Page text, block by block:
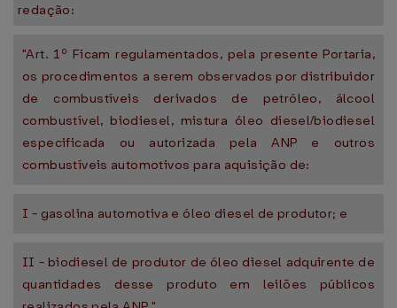
redação:
"Art. 1º Ficam regulamentados, pela presente Portaria,
os procedimentos a serem observados por distribuidor
de combustíveis derivados de petróleo, álcool
combustível, biodiesel, mistura óleo diesel/biodiesel
especificada ou autorizada pela ANP e outros
combustíveis automotivos para aquisição de:
I - gasolina automotiva e óleo diesel de produtor; e
II - biodiesel de produtor de óleo diesel adquirente de
quantidades desse produto em leilões públicos